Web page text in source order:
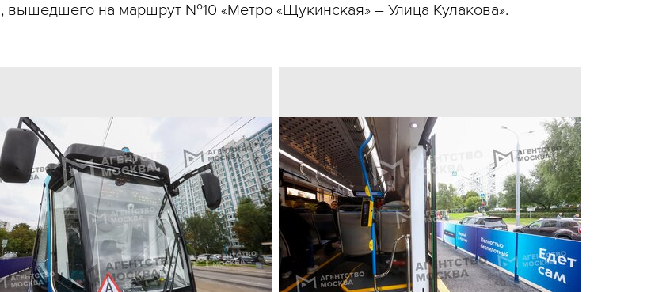
вышедшего на маршрут №10 «Метро «Щукинская» – Улица Кулакова».